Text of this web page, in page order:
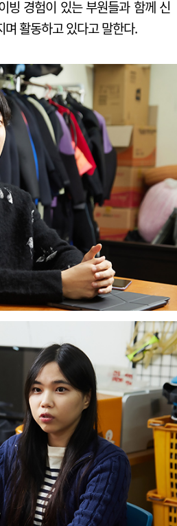
빙 경험이 있는 부원들과 함께 신
며 활동하고 있다고 말한다.